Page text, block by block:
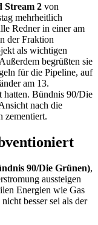
Stream 2 von
mehrheitlich
Redner in einer am
der Fraktion
als wichtigen
begrüßten sie
für die Pipeline, auf
am 13.
hatten. Bündnis 90/Die
nach die
zementiert.
90/Die Grünen),
aussteigen
Energien wie Gas
besser sei als der